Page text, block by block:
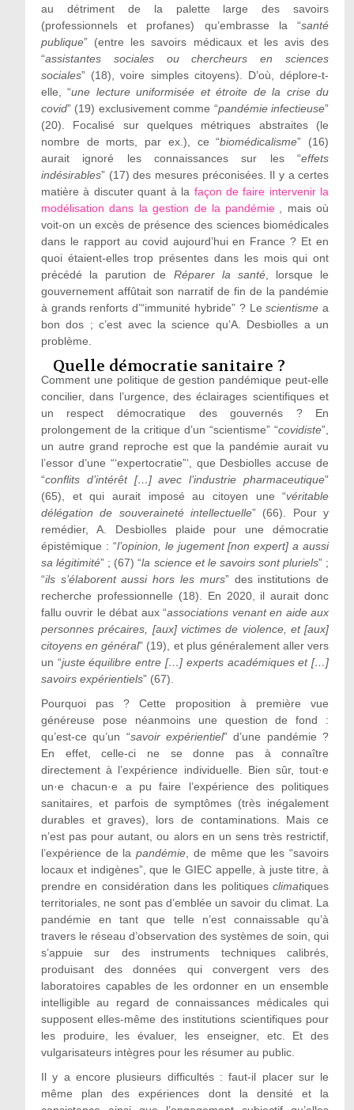
au détriment de la palette large des savoirs
(professionnels et profanes) qu’embrasse la “santé
publique” (entre les savoirs médicaux et les avis des
“assistantes sociales ou chercheurs en sciences
sociales” (18), voire simples citoyens). D’où, déplore-t-
elle, “une lecture uniformisée et étroite de la crise du
covid” (19) exclusivement comme “pandémie infectieuse”
(20). Focalisé sur quelques métriques abstraites (le
nombre de morts, par ex.), ce “biomédicalisme” (16)
aurait ignoré les connaissances sur les “effets
indésirables” (17) des mesures préconisées. Il y a certes
matière à discuter quant à la façon de faire intervenir la
modélisation dans la gestion de la pandémie
, mais où
voit-on un excès de présence des sciences biomédicales
dans le rapport au covid aujourd’hui en France ? Et en
quoi étaient-elles trop présentes dans les mois qui ont
précédé la parution de Réparer la santé, lorsque le
gouvernement affûtait son narratif de fin de la pandémie
à grands renforts d’“immunité hybride” ? Lescientisme a
bon dos ; c’est avec la science qu’A. Desbiolles a un
problème.
Quelle démocratie sanitaire ?
Comment une politique de gestion pandémique peut-elle
concilier, dans l’urgence, des éclairages scientifiques et
un respect démocratique des gouvernés ? En
prolongement de la critique d’un “scientisme” “covidiste”,
un autre grand reproche est que la pandémie aurait vu
l’essor d’une “‘expertocratie”‘, que Desbiolles accuse de
“conflits d’intérêt […] avec l’industrie pharmaceutique”
(65), et qui aurait imposé au citoyen une “véritable
délégation de souveraineté intellectuelle” (66). Pour y
remédier, A. Desbiolles plaide pour une démocratie
épistémique : “l’opinion, le jugement [non expert] a aussi
sa légitimité” ; (67) “la science et le savoirs sont pluriels” ;
“ils s’élaborent aussi hors les murs” des institutions de
recherche professionnelle (18). En 2020, il aurait donc
fallu ouvrir le débat aux “associations venant en aide aux
personnes précaires, [aux] victimes de violence, et [aux]
citoyens en général” (19), et plus généralement aller vers
un “juste équilibre entre […] experts académiques et […]
savoirs expérientiels” (67).
Pourquoi pas ? Cette proposition à première vue
généreuse pose néanmoins une question de fond :
qu’est-ce qu’un “savoir expérientiel” d’une pandémie ?
En effet, celle-ci ne se donne pas à connaître
directement à l’expérience individuelle. Bien sûr, tout·e
un·e chacun·e a pu faire l’expérience des politiques
sanitaires, et parfois de symptômes (très inégalement
durables et graves), lors de contaminations. Mais ce
n’est pas pour autant, ou alors en un sens très restrictif,
l’expérience de lapandémie , de même que les “savoirs
locaux et indigènes”, que le GIEC appelle, à juste titre, à
prendre en considération dans les politiquesclimatiques
territoriales, ne sont pas d’emblée un savoir du climat. La
pandémie en tant que telle n’est connaissable qu’à
travers le réseau d’observation des systèmes de soin, qui
s’appuie sur des instruments techniques calibrés,
produisant des données qui convergent vers des
laboratoires capables de les ordonner en un ensemble
intelligible au regard de connaissances médicales qui
supposent elles-même des institutions scientifiques pour
les produire, les évaluer, les enseigner, etc. Et des
vulgarisateurs intègres pour les résumer au public.
Il y a encore plusieurs difficultés : faut-il placer sur le
même plan des expériences dont la densité et la